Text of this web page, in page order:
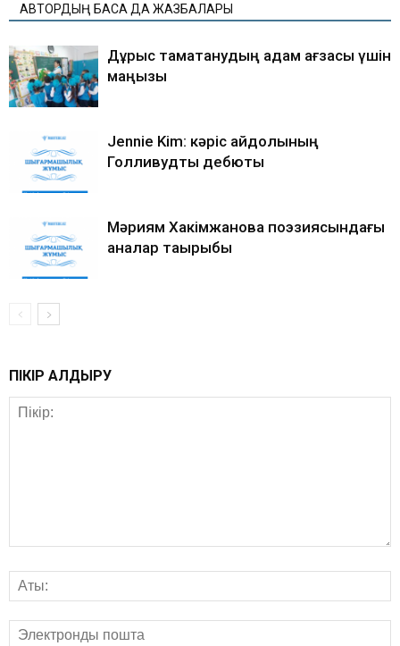
АВТОРДЫҢ БАСҚА ДА ЖАЗБАЛАРЫ
Дұрыс тамақтанудың адам ағзасы үшін
маңызы
Jennie Kim: кәріс айдолының
Голливудтық дебюты
Мәриям Хакімжанова поэзиясындағы
аналар тақырыбы
ПІКІР ҚАЛДЫРУ